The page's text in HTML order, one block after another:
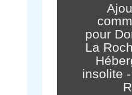
pour
La
insolite